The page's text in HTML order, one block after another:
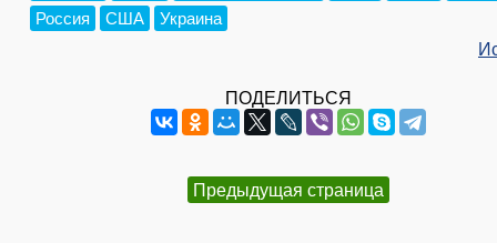
Россия
США Украина
ПОДЕЛИТЬСЯ
Предыдущая страница